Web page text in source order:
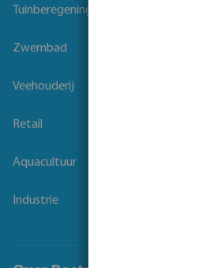
Tuinberegening
Zwembad
Veehouderij
Retail
Aquacultuur
Industrie